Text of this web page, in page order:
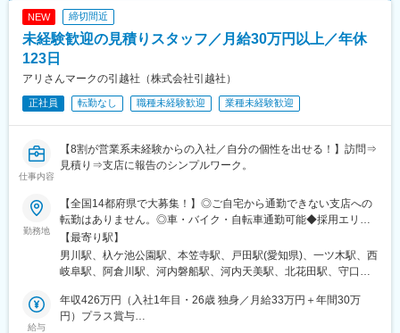
駅、新宿駅、石上駅、新浜松駅、三島広小路駅、中村公園駅、名
古屋駅、近鉄名古屋駅、あすなろう四日市駅、北鉄金沢駅、福井
駅、南方駅(大阪府)、梅田駅(地下鉄)、神戸三宮駅(阪神)、明石
高松築港駅、小倉駅(福岡県)、鹿児島中央駅前駅、市役所前駅(北
海道)、富沢駅、千葉駅、広瀬通駅、立川南駅、新宿駅(東京メト
ロ)、第一通り駅、七ツ屋駅、新福井駅、新大阪駅、大阪駅、貿易
NEW 締切間近
未経験歓迎の見積りスタッフ／月給30万円以上／年休
123日
アリさんマークの引越社（株式会社引越社）
正社員 転勤なし 職種未経験歓迎 業種未経験歓迎
仕事内容
【8割が営業系未経験からの入社／自分の個性を出せる！】訪問⇒
見積り⇒支店に報告のシンプルワーク。
勤務地
【全国14都府県で大募集！】◎ご自宅から通勤できない支店への
転勤はありません。◎車・バイク・自転車通勤可能◆採用エリア
＜東海地区＞・愛知県（名古屋市(南区/名東区/中川区)、刈谷市、
岡崎市）・岐阜県（岐阜市）・三重県（四日市市）＜関東地区
＞・東京都（国立市、江戸川区、大田区）・神奈川県（横浜市、
市、越谷市、川越市）＜静岡地区＞・浜松市、静岡市＜関西地区
＞・大阪府（吹田市、守口市、堺市、松原市、交野市）・兵庫県
【最寄り駅】
男川駅、杁ケ池公園駅、本笠寺駅、戸田駅(愛知県)、一ツ木駅、西
岐阜駅、阿倉川駅、河内磐船駅、河内天美駅、北花田駅、守口
草津駅(滋賀県)、小岩駅、谷保駅、大鳥居駅、長津田駅、武蔵新城
駅、本厚木駅、西浦和駅、新越谷駅、南古谷駅、千葉寺駅、柏の
給与
年収426万円（入社1年目・26歳 独身／月給33万円＋年間30万
円）プラス賞与